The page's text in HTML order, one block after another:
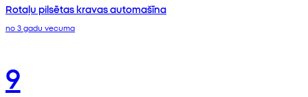
Rotaļu pilsētas kravas automašīna
no 3 gadu vecuma
9